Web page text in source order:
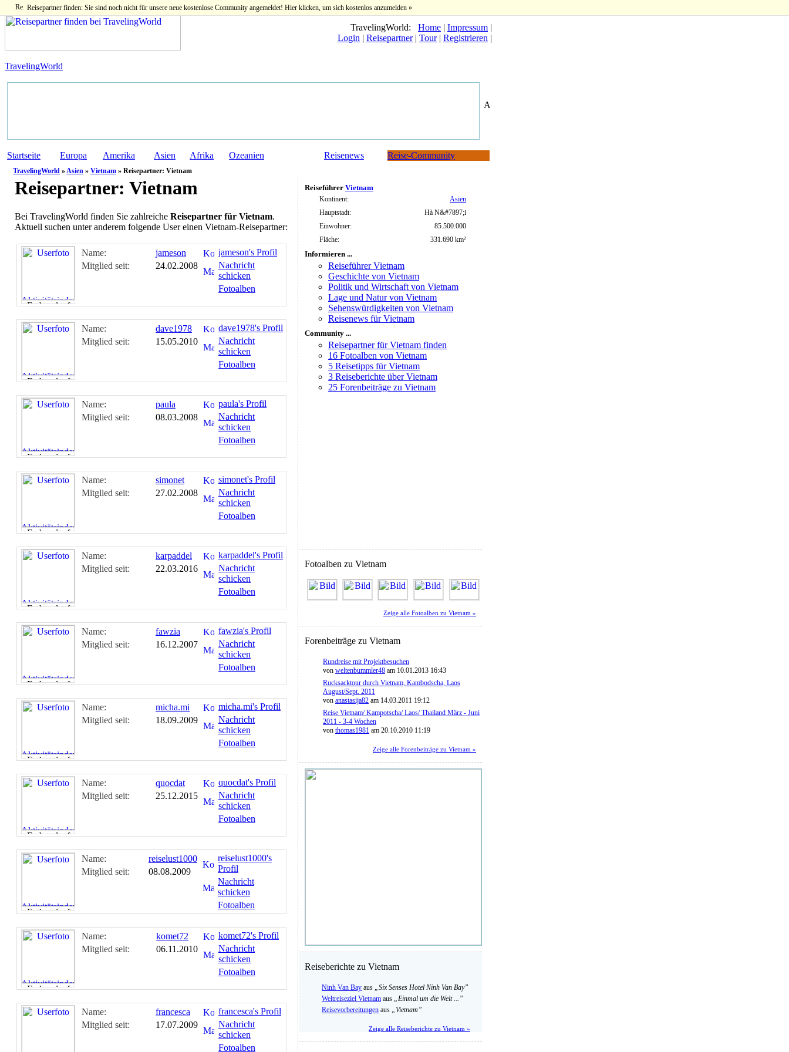
Reisepartner finden: Sie sind noch nicht für unsere neue kostenlose Community angemeldet! Hier klicken, um sich kostenlos anzumelden »
TravelingWorld: Home | Impressum |
Login | Reisepartner| Tour| Registrieren |
TravelingWorld
Startseite Europa Amerika Asien Afrika Ozeanien Reisenews Reise-Community
TravelingWorld »Asien » Vietnam » Reisepartner: Vietnam
Reisepartner: Vietnam
Bei TravelingWorld finden Sie zahlreiche Reisepartner für Vietnam.
Aktuell suchen unter anderem folgende User einen Vietnam-Reisepartner:
Name:
jameson
Mitglied seit:
24.02.2008
jameson's Profil
Nachricht
schicken
Fotoalben
Name:
dave1978
Mitglied seit:
15.05.2010
dave1978's Profil
Nachricht
schicken
Fotoalben
Name:
paula
Mitglied seit:
08.03.2008
paula's Profil
Nachricht
schicken
Fotoalben
Name:
simonet
Mitglied seit:
27.02.2008
simonet's Profil
Nachricht
schicken
Fotoalben
Name:
karpaddel
Mitglied seit:
22.03.2016
karpaddel's Profil
Nachricht
schicken
Fotoalben
Name:
fawzia
Mitglied seit:
16.12.2007
fawzia's Profil
Nachricht
schicken
Fotoalben
Name:
micha.mi
Mitglied seit:
18.09.2009
micha.mi's Profil
Nachricht
schicken
Fotoalben
Name:
quocdat
Mitglied seit:
25.12.2015
quocdat's Profil
Nachricht
schicken
Fotoalben
Name:
reiselust1000
Mitglied seit:
08.08.2009
reiselust1000's
Profil
Nachricht
schicken
Fotoalben
Name:
komet72
Mitglied seit:
06.11.2010
komet72's Profil
Nachricht
schicken
Fotoalben
Name:
francesca
Mitglied seit:
17.07.2009
francesca's Profil
Nachricht
schicken
Fotoalben
Reiseführer Vietnam
Kontinent:
Asien
Hauptstadt:
Hà N&#7897;i
Einwohner:
85.500.000
Fläche:
331.690 km²
Informieren ...
Reiseführer Vietnam
Geschichte von Vietnam
Politik und Wirtschaft von Vietnam
Lage und Natur von Vietnam
Sehenswürdigkeiten von Vietnam
Reisenews für Vietnam
Community ...
Reisepartner für Vietnam finden
16 Fotoalben von Vietnam
5 Reisetipps für Vietnam
3 Reiseberichte über Vietnam
25 Forenbeiträge zu Vietnam
Fotoalben zu Vietnam
Zeige alle Fotoalben zu Vietnam »
Forenbeiträge zu Vietnam
Rundreise mit Projektbesuchen
von weltenbummler48 am 10.01.2013 16:43
Rucksacktour durch Vietnam, Kambodscha, Laos
August/Sept. 2011
von anastasija82 am 14.03.2011 19:12
Reise Vietnam/ Kampotscha/ Laos/ Thailand März - Juni
2011 - 3-4 Wochen
von thomas1981 am 20.10.2010 11:19
Zeige alle Forenbeiträge zu Vietnam »
Reiseberichte zu Vietnam
Ninh Van Bay aus „Six Senses Hotel Ninh Van Bay”
Weltreiseziel Vietnam aus „Einmal um die Welt ...”
Reisevorbereitungen aus „Vietnam”
Zeige alle Reiseberichte zu Vietnam »